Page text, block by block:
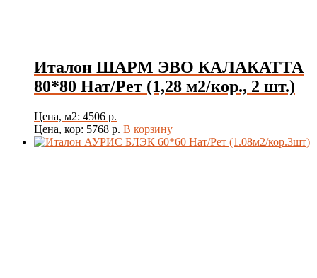
Италон ШАРМ ЭВО КАЛАКАТТА
80*80 Нат/Рет (1,28 м2/кор., 2 шт.)
Цена, м2: 4506 р.
Цена, кор: 5768 р. В корзину